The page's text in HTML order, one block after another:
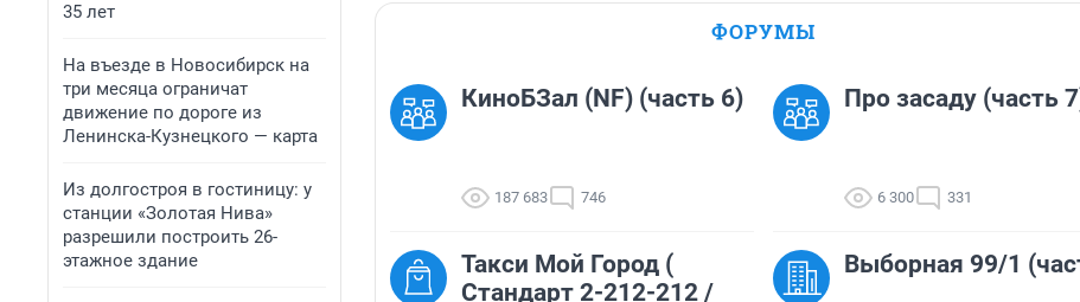
35 лет
На въезде в Новосибирск на
три месяца ограничат
движение по дороге из
Ленинска-Кузнецкого — карта
Из долгостроя в гостиницу: у
станции «Золотая Нива»
разрешили построить 26-
этажное здание
ФОРУМЫ
КиноБЗал (NF) (часть 6)
187 683 746
Про засаду (часть
6 300 331
Такси Мой Город (
Стандарт 2-212-212 /
Выборная 99/1